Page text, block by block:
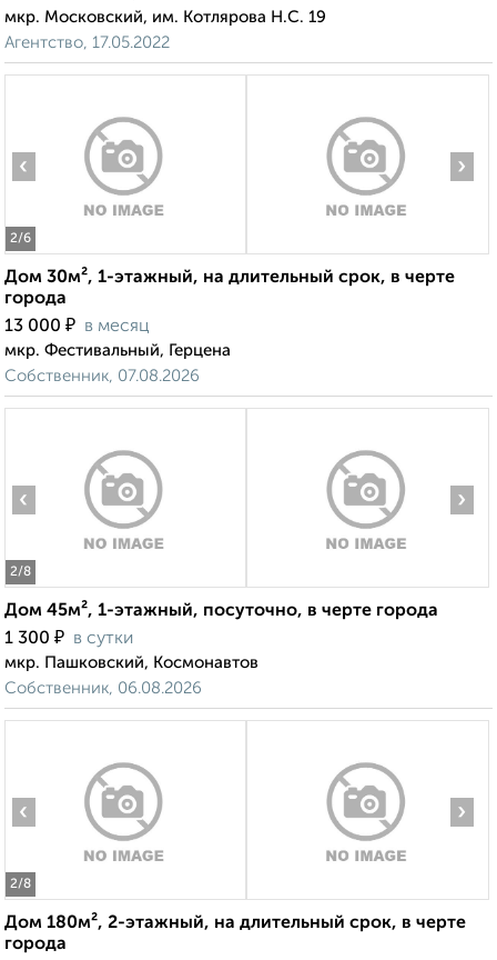
мкр. Московский, им. Котлярова Н.С. 19
Агентство, 17.05.2022
2/6
‹ ›
Дом 30м², 1-этажный, на длительный срок, в черте
города
13 000 ₽ в месяц
мкр. Фестивальный, Герцена
Собственник, 07.08.2026
2/8
‹ ›
Дом 45м², 1-этажный, посуточно, в черте города
1 300 ₽ в сутки
мкр. Пашковский, Космонавтов
Собственник, 06.08.2026
2/8
‹ ›
Дом 180м², 2-этажный, на длительный срок, в черте
города